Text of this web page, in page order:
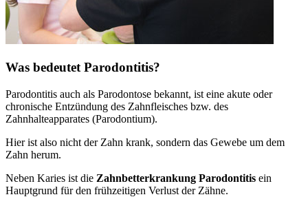
Was bedeutet Parodontitis?
Parodontitis auch als Parodontose bekannt, ist eine akute oder
chronische Entzündung des Zahnfleisches bzw. des
Zahnhalteapparates (Parodontium).
Hier ist also nicht der Zahn krank, sondern das Gewebe um dem
Zahn herum.
Neben Karies ist die Zahnbetterkrankung Parodontitis ein
Hauptgrund für den frühzeitigen Verlust der Zähne.